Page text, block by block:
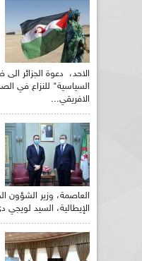
الاحد، دعوة الجزائر
السياسية" للنزاع في
الافريقي...
العاصمة، وزير الشؤون
الإيطالية، السيد